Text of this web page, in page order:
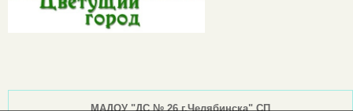
МАДОУ "ДС № 26 г.Челябинска" СП